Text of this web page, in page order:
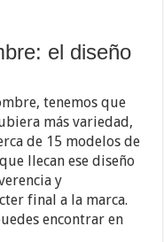
el diseño
tenemos que
más variedad,
de 15 modelos de
llecan ese diseño
y
final a la marca.
encontrar en